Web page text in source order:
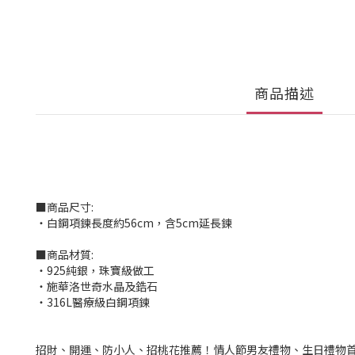
商品描述
■商品尺寸:
‧白鋼項鍊長度約56cm，含5cm延長鍊
■商品材質:
‧925純銀，珠寶級做工
‧施華洛世奇水晶及鋯石
‧316L醫療級白鋼項鍊
招財、開運、防小人、招桃花推薦！情人節男友禮物、生日禮物